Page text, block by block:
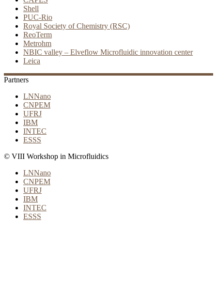
Shell
PUC-Rio
Royal Society of Chemistry (RSC)
ReoTerm
Metrohm
NBIC valley – Elveflow Microfluidic innovation center
Leica
Partners
LNNano
CNPEM
UFRJ
IBM
INTEC
ESSS
© VIII Workshop in Microfluidics
LNNano
CNPEM
UFRJ
IBM
INTEC
ESSS